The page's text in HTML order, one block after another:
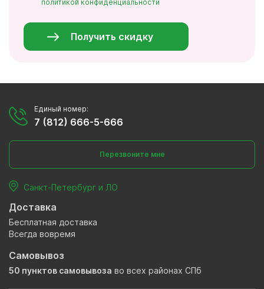
политикой конфиденциальности
Получить скидку
Единый номер:
7 (812) 666-5-666
Перезвоните мне
Санкт-Петербург и ЛО
Доставка
Бесплатная доставка
Всегда вовремя
Самовывоз
50 пунктов самовывоза во всех районах СПб